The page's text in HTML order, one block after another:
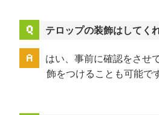
テロップの装飾はしてく
はい、事前に確認をさせ
飾をつけることも可能です